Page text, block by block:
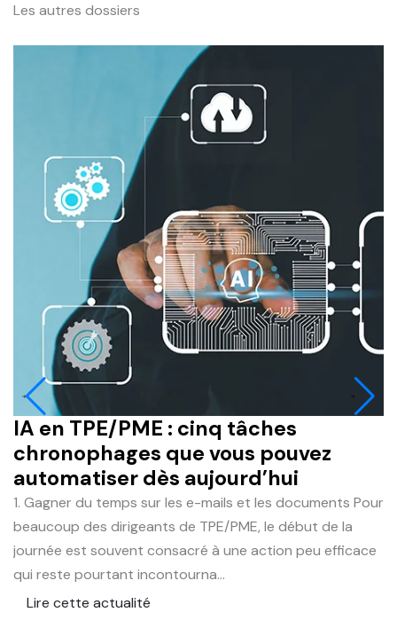
Les autres dossiers
IA en TPE/PME : cinq tâches
chronophages que vous pouvez
automatiser dès aujourd’hui
1. Gagner du temps sur les e-mails et les documents Pour
beaucoup des dirigeants de TPE/PME, le début de la
journée est souvent consacré à une action peu efficace
qui reste pourtant incontourna...
Lire cette actualité